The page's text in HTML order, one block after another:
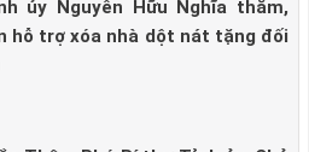
ủy Nguyễn Hữu Nghĩa thăm,
hỗ trợ xóa nhà dột nát tặng đối